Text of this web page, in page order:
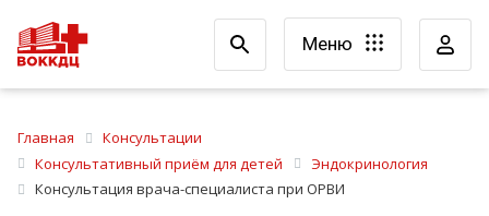
Меню
Главная
Консультации
Консультативный приём для детей
Эндокринология
Консультация врача-специалиста при ОРВИ